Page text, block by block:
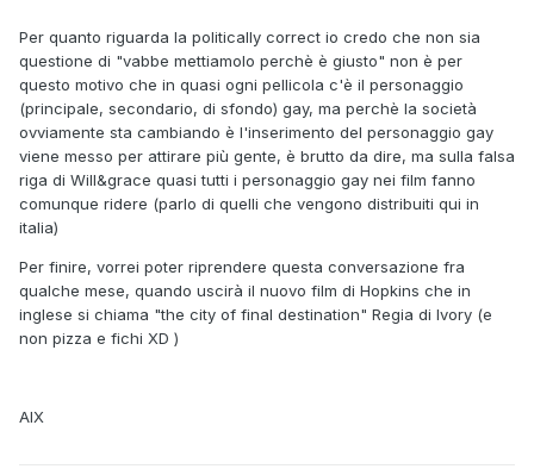
Per quanto riguarda la politically correct io credo che non sia
questione di "vabbe mettiamolo perchè è giusto" non è per
questo motivo che in quasi ogni pellicola c'è il personaggio
(principale, secondario, di sfondo) gay, ma perchè la società
ovviamente sta cambiando è l'inserimento del personaggio gay
viene messo per attirare più gente, è brutto da dire, ma sulla falsa
riga di Will&grace quasi tutti i personaggio gay nei film fanno
comunque ridere (parlo di quelli che vengono distribuiti qui in
italia)
Per finire, vorrei poter riprendere questa conversazione fra
qualche mese, quando uscirà il nuovo film di Hopkins che in
inglese si chiama "the city of final destination" Regia di Ivory (e
non pizza e fichi XD )
AlX